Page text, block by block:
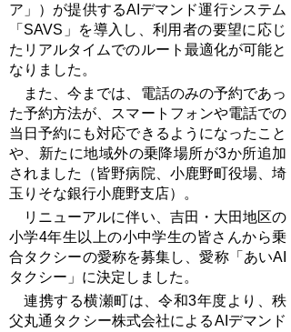
ア」）が提供するAIデマンド運行システム
「SAVS」を導入し、 利用者の要望に応じ
たリアルタイムでのルート最適化が可能と
なりました。
また、今までは、電話のみの予約であっ
た予約方法が、スマートフォンや電話での
当日予約にも対応できるようになったこと
や、新たに地域外の乗降場所が3か所追加
されました（皆野病院、小鹿野町役場、埼
玉りそな銀行小鹿野支店）。
リニューアルに伴い、吉田・大田地区の
小学4年生以上の小中学生の皆さんから乗
合タクシーの愛称を募集し、愛称「あいAI
タクシー」に決定しました。
連携する横瀬町は、令和3年度より、秩
父丸通タクシー株式会社によるAIデマンド